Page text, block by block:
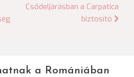
Csődeljárásban a Carpatica
biztosító
a Romániában